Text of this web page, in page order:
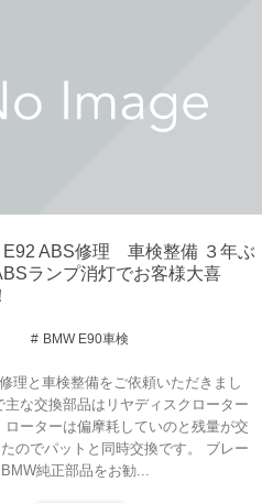
E92 ABS修理 車検整備 ３年ぶ
ランプ消灯でお客様大喜
BMW E90車検
理と車検整備をご依頼いただきまし
主な交換部品はリヤディスクローター
ローターは偏摩耗していのと残量が交
のでパットと同時交換です。 ブレー
純正部品をお勧...